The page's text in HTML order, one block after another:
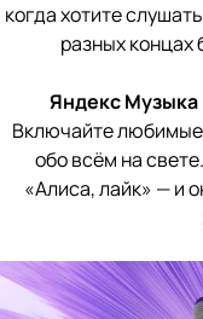
когда хотите
разных
Яндекс Музыка
Включайте любимые
обо всём на
«Алиса, лайк» — и